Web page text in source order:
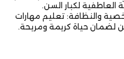
العاطفية لكبار السن.
والنظافة: تعليم مهارات
لضمان حياة كريمة ومريحة.